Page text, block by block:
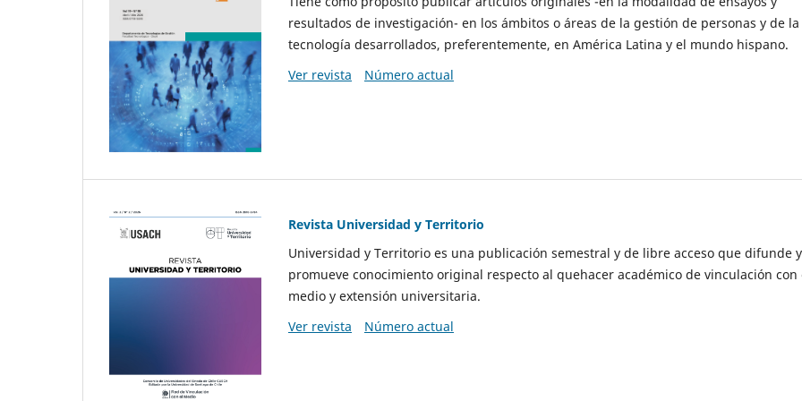
resultados de investigación- en los ámbitos o áreas de la gestión de personas y de la
tecnología desarrollados, preferentemente, en América Latina y el mundo hispano.
Ver revista
Número actual
Revista Universidad y Territorio
Universidad y Territorio es una publicación semestral y de libre acceso que difunde y
promueve conocimiento original respecto al quehacer académico de vinculación con
medio y extensión universitaria.
Ver revista
Número actual